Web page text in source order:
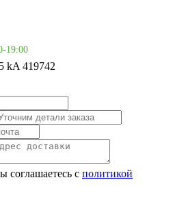
19:00
Legrand RX3 4 фазы
kA 419742
соглашаетесь с политикой